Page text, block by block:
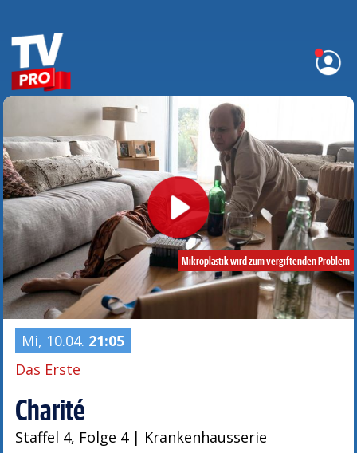
Mikroplastik wird zum vergiftenden Problem
Mi, 10.04. 21:05
Das Erste
Charité
Staffel 4, Folge 4 | Krankenhausserie